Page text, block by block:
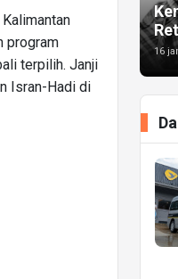
program
terpilih. Janji
Isran-Hadi di
16